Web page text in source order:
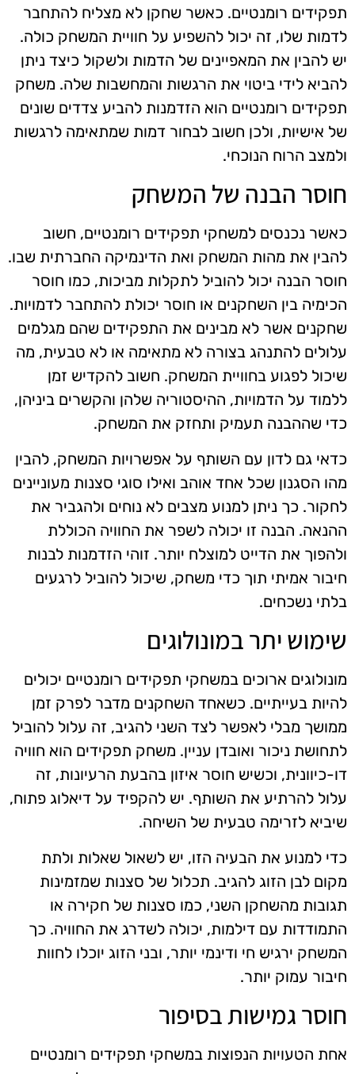
תפקידים רומנטיים. כאשר שחקן לא מצליח להתחבר
לדמות שלו, זה יכול להשפיע על חוויית המשחק כולה.
יש להבין את המאפיינים של הדמות ולשקול כיצד ניתן
להביא לידי ביטוי את הרגשות והמחשבות שלה. משחק
תפקידים רומנטיים הוא הזדמנות להביע צדדים שונים
של אישיות, ולכן חשוב לבחור דמות שמתאימה לרגשות
ולמצב הרוח הנוכחי.
חוסר הבנה של המשחק
כאשר נכנסים למשחקי תפקידים רומנטיים, חשוב
להבין את מהות המשחק ואת הדינמיקה החברתית שבו.
חוסר הבנה יכול להוביל לתקלות מביכות, כמו חוסר
הכימיה בין השחקנים או חוסר יכולת להתחבר לדמויות.
שחקנים אשר לא מבינים את התפקידים שהם מגלמים
עלולים להתנהג בצורה לא מתאימה או לא טבעית, מה
שיכול לפגוע בחוויית המשחק. חשוב להקדיש זמן
ללמוד על הדמויות, ההיסטוריה שלהן והקשרים ביניהן,
כדי שההבנה תעמיק ותחזק את המשחק.
כדאי גם לדון עם השותף על אפשרויות המשחק, להבין
מהו הסגנון שכל אחד אוהב ואילו סוגי סצנות מעוניינים
לחקור. כך ניתן למנוע מצבים לא נוחים ולהגביר את
ההנאה. הבנה זו יכולה לשפר את החוויה הכוללת
ולהפוך את הדייט למוצלח יותר. זוהי הזדמנות לבנות
חיבור אמיתי תוך כדי משחק, שיכול להוביל לרגעים
בלתי נשכחים.
שימוש יתר במונולוגים
מונולוגים ארוכים במשחקי תפקידים רומנטיים יכולים
להיות בעייתיים. כשאחד השחקנים מדבר לפרק זמן
ממושך מבלי לאפשר לצד השני להגיב, זה עלול להוביל
לתחושת ניכור ואובדן עניין. משחק תפקידים הוא חוויה
דו-כיוונית, וכשיש חוסר איזון בהבעת הרעיונות, זה
עלול להרתיע את השותף. יש להקפיד על דיאלוג פתוח,
שיביא לזרימה טבעית של השיחה.
כדי למנוע את הבעיה הזו, יש לשאול שאלות ולתת
מקום לבן הזוג להגיב. תכלול של סצנות שמזמינות
תגובות מהשחקן השני, כמו סצנות של חקירה או
התמודדות עם דילמות, יכולה לשדרג את החוויה. כך
המשחק ירגיש חי ודינמי יותר, ובני הזוג יוכלו לחוות
חיבור עמוק יותר.
חוסר גמישות בסיפור
אחת הטעויות הנפוצות במשחקי תפקידים רומנטיים